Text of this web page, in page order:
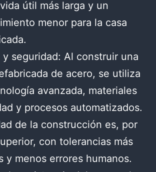
útil más larga y un
menor para la casa
y seguridad: Al construir una
de acero, se utiliza
avanzada, materiales
y procesos automatizados.
de la construcción es, por
con tolerancias más
y menos errores humanos.